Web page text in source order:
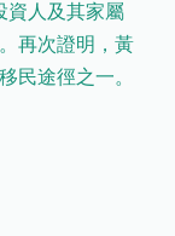
資人及其家屬
再次證明，黃
民途徑之一。